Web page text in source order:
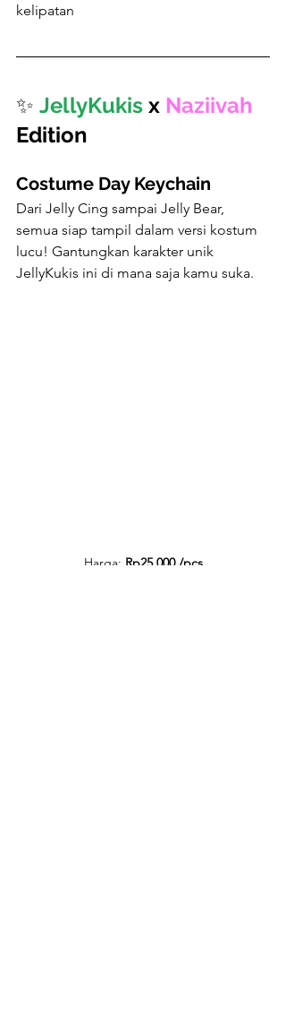
kelipatan
✨ JellyKukis x Naziivah
Edition
Costume Day Keychain
Dari Jelly Cing sampai Jelly Bear,
semua siap tampil dalam versi kostum
lucu! Gantungkan karakter unik
JellyKukis ini di mana saja kamu suka.
Harga: Rp25.000 /pcs